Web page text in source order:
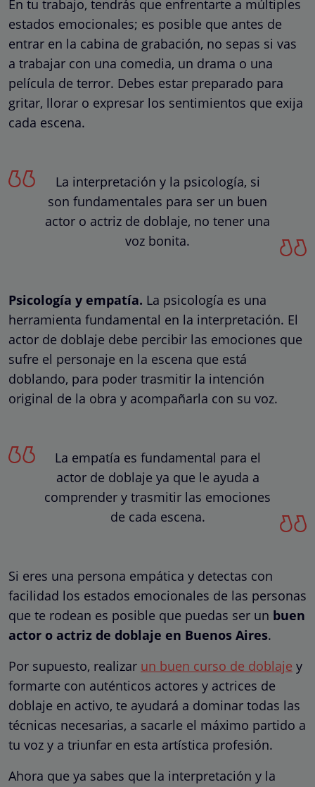
En tu trabajo, tendrás que enfrentarte a múltiples
estados emocionales; es posible que antes de
entrar en la cabina de grabación, no sepas si vas
a trabajar con una comedia, un drama o una
película de terror. Debes estar preparado para
gritar, llorar o expresar los sentimientos que exija
cada escena.
La interpretación y la psicología, si
son fundamentales para ser un buen
actor o actriz de doblaje, no tener una
voz bonita.
Psicología y empatía. La psicología es una
herramienta fundamental en la interpretación. El
actor de doblaje debe percibir las emociones que
sufre el personaje en la escena que está
doblando, para poder trasmitir la intención
original de la obra y acompañarla con su voz.
La empatía es fundamental para el
actor de doblaje ya que le ayuda a
comprender y trasmitir las emociones
de cada escena.
Si eres una persona empática y detectas con
facilidad los estados emocionales de las personas
que te rodean es posible que puedas ser un buen
actor o actriz de doblaje en Buenos Aires.
Por supuesto, realizar un buen curso de doblaje y
formarte con auténticos actores y actrices de
doblaje en activo, te ayudará a dominar todas las
técnicas necesarias, a sacarle el máximo partido a
tu voz y a triunfar en esta artística profesión.
Ahora que ya sabes que la interpretación y la